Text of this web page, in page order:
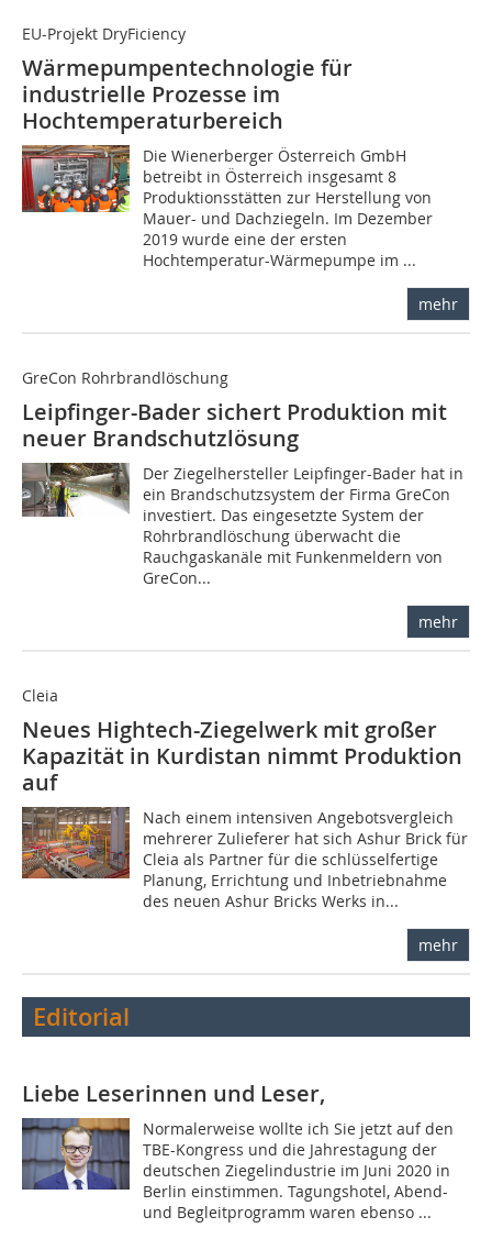
EU-Projekt DryFiciency
Wärmepumpentechnologie für
industrielle Prozesse im
Hochtemperaturbereich
Die Wienerberger Österreich GmbH
betreibt in Österreich insgesamt 8
Produktionsstätten zur Herstellung von
Mauer- und Dachziegeln. Im Dezember
2019 wurde eine der ersten
Hochtemperatur-Wärmepumpe im ...
mehr
GreCon Rohrbrandlöschung
Leipfinger-Bader sichert Produktion mit
neuer Brandschutzlösung
Der Ziegelhersteller Leipfinger-Bader hat in
ein Brandschutzsystem der Firma GreCon
investiert. Das eingesetzte System der
Rohrbrandlöschung überwacht die
Rauchgaskanäle mit Funkenmeldern von
GreCon...
mehr
Cleia
Neues Hightech-Ziegelwerk mit großer
Kapazität in Kurdistan nimmt Produktion
auf
Nach einem intensiven Angebotsvergleich
mehrerer Zulieferer hat sich Ashur Brick für
Cleia als Partner für die schlüsselfertige
Planung, Errichtung und Inbetriebnahme
des neuen Ashur Bricks Werks in...
mehr
Editorial
Liebe Leserinnen und Leser,
Normalerweise wollte ich Sie jetzt auf den
TBE-Kongress und die Jahrestagung der
deutschen Ziegelindustrie im Juni 2020 in
Berlin einstimmen. Tagungshotel, Abend-
und Begleitprogramm waren ebenso ...